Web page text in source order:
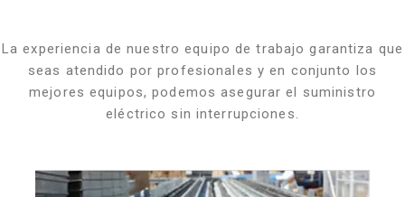
La experiencia de nuestro equipo de trabajo garantiza que
seas atendido por profesionales y en conjunto los
mejores equipos, podemos asegurar el suministro
eléctrico sin interrupciones.